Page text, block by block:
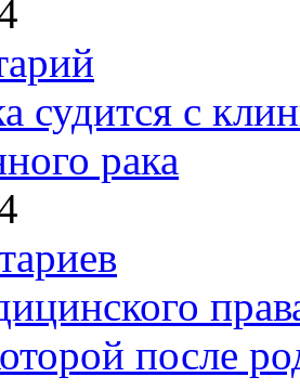
судится с
рака
после